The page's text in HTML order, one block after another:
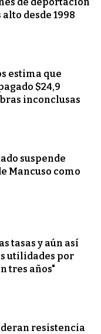
desde 1998
estima que
$24,9
inconclusas
suspende
Mancuso como
tasas y aún así
utilidades por
tres años"
resistencia